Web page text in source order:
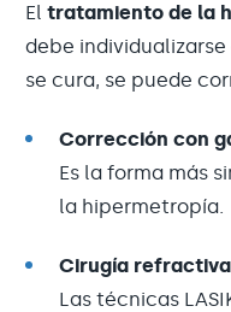
El tratamiento de la
debe
se cura, se puede
Corrección con
Es la forma más
la hipermetropía.
Cirugía
Las técnicas